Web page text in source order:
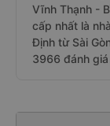
Vĩnh Thạnh -
cấp nhất là
Định từ Sài
3966 đánh